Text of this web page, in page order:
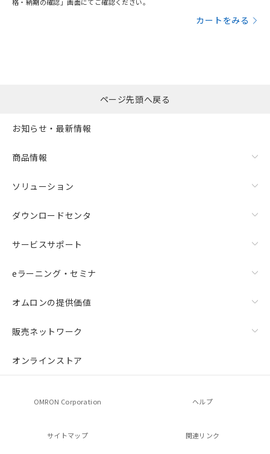
カートをみる
ページ先頭へ戻る
お知らせ・最新情報
商品情報
ソリューション
ダウンロードセンタ
サービスサポート
eラーニング・セミナ
オムロンの提供価値
販売ネットワーク
オンラインストア
OMRON Corporation ヘルプ
サイトマップ 関連リンク